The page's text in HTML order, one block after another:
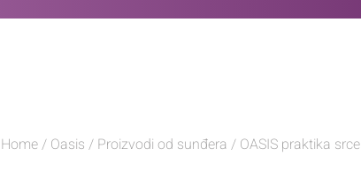
Home/ Oasis / Proizvodi od sunđera / OASIS praktika srce